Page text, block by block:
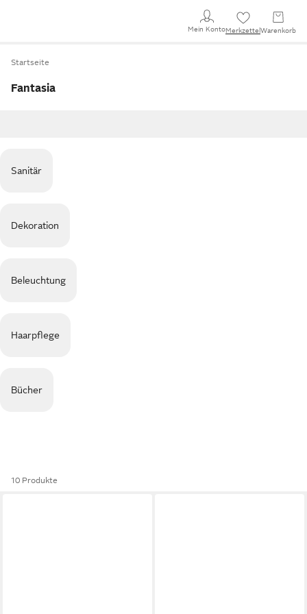
Mein KontoMerkzettel Warenkorb
Startseite
Fantasia
Sanitär
Dekoration
Beleuchtung
Haarpflege
Bücher
10 Produkte